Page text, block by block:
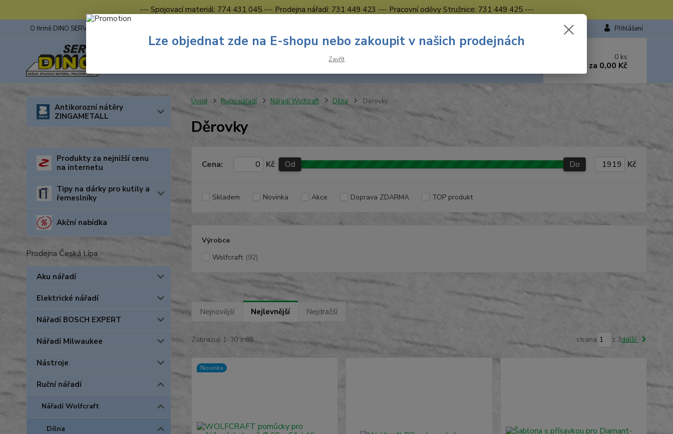
--- Spojovací materiál: 774 431 045 --- Prodejna nářadí: 731 449 423 --- Pracovní oděvy Stružnice: 731 449 425 ---
O firmě DINO SERVIS s.r.o. Přihlášení
Hledat
Nevíte si rady? Zavolejte.
0 ks
za 0,00 Kč
Antikorozní nátěry
ZINGAMETALL
Produkty za nejnižší cenu
na internetu
Tipy na dárky pro kutily a
řemeslníky
Akční nabídka
Prodejna Česká Lípa
Aku nářadí
Elektrické nářadí
Nářadí BOSCH EXPERT
Nářadí Milwaukee
Nástroje
Ruční nářadí
Nářadí Wolfcraft
Dílna
Úvod Ruční nářadí Nářadí Wolfcraft Dílna Děrovky
Děrovky
Cena: Kč Od Do Kč
Skladem Novinka Akce Doprava ZDARMA TOP produkt
Výrobce
Wolfcraft (92)
Nejnovější Nejlevnější Nejdražší
Zobrazuji 1-30 z 88 strana z 3další
Novinka
Lze objednat zde na E-shopu nebo zakoupit v našich prodejnách
Zavřít